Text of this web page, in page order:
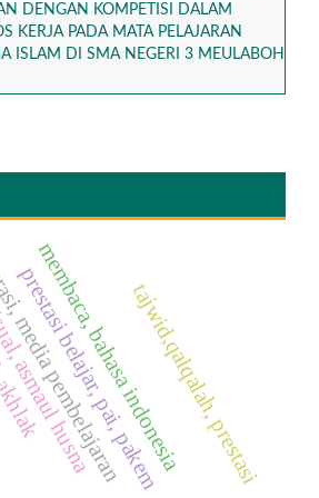
DENGAN KOMPETISI DALAM
KERJA PADA MATA PELAJARAN
ISLAM DI SMA NEGERI 3 MEULABOH
prestasi belajar, pai, pakemtajwid,qalqalah, prestasi
husna
membaca, bahasa indonesia
pembelajaran